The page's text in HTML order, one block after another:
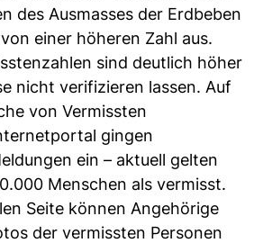
des Ausmasses der Erdbeben
einer höheren Zahl aus.
sind deutlich höher
nicht verifizieren lassen. Auf
von Vermissten
gingen
ein – aktuell gelten
Menschen als vermisst.
Seite können Angehörige
der vermissten Personen